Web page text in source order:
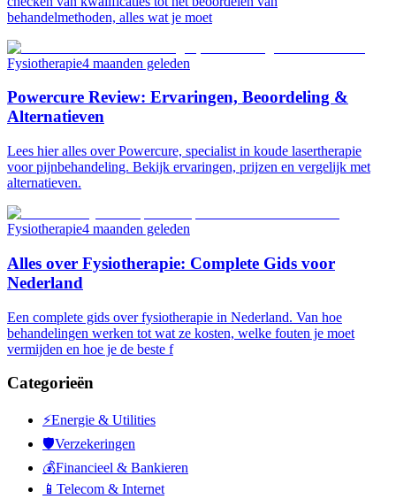
behandelmethoden, alles wat je moet
Fysiotherapie4 maanden geleden
Powercure Review: Ervaringen, Beoordeling &
Alternatieven
Lees hier alles over Powercure, specialist in koude lasertherapie
voor pijnbehandeling. Bekijk ervaringen, prijzen en vergelijk met
alternatieven.
Fysiotherapie4 maanden geleden
Alles over Fysiotherapie: Complete Gids voor
Nederland
Een complete gids over fysiotherapie in Nederland. Van hoe
behandelingen werken tot wat ze kosten, welke fouten je moet
vermijden en hoe je de beste f
Categorieën
⚡Energie & Utilities
🛡️Verzekeringen
💰Financieel & Bankieren
📱 Telecom & Internet